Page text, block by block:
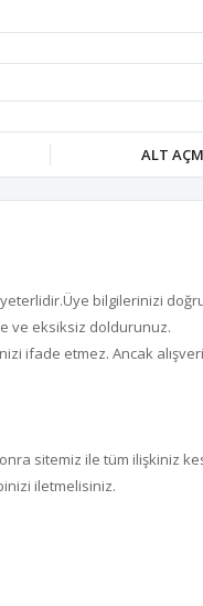
ALT
bilgilerinizi
ve eksiksiz doldurunuz.
ifade etmez. Ancak
sitemiz ile tüm ilişkiniz
iletmelisiniz.